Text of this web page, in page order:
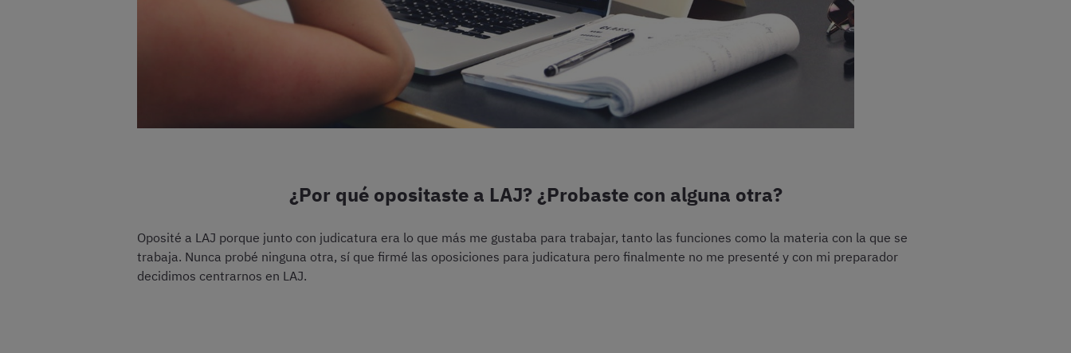
¿Por qué opositaste a LAJ? ¿Probaste con alguna otra?
Oposité a LAJ porque junto con judicatura era lo que más me gustaba para trabajar, tanto las funciones como la materia con la que se
trabaja. Nunca probé ninguna otra, sí que firmé las oposiciones para judicatura pero finalmente no me presenté y con mi preparador
decidimos centrarnos en LAJ.